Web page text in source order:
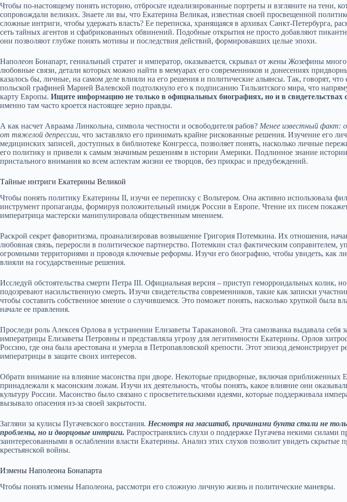
Чтобы по-настоящему понять историю, отбросьте идеализированные портреты и взгляните на тени,
сопровождали великих. Знаете ли вы, что Екатерина Великая, известная своей просвещенной
сложные интриги, чтобы удержать власть? Ее переписка, хранящаяся в архивах Санкт-Петербурга,
сеть тайных агентов и сфабрикованных обвинений. Подобные открытия не просто добавляют
они позволяют глубже понять мотивы и последствия действий, формировавших целые эпохи.
Наполеон Бонапарт, гениальный стратег и император, оказывается, скрывал от жены Жозефины
любовные связи, детали которых можно найти в мемуарах его современников и донесениях
казалось бы, личные, на самом деле влияли на его решения и политические альянсы. Так, говорят, что
польской графиней Марией Валевской подтолкнуло его к подписанию Тильзитского мира, что
карту Европы. Ищите информацию не только в официальных биографиях, но и в свидетельствах
именно там часто кроется настоящее зерно правды.
А как насчет Авраама Линкольна, символа честности и освободителя рабов? Менее известный факт:
от тяжелой депрессии, что заставляло его принимать крайне рискованные решения. Изучение его
медицинских записей, доступных в библиотеке Конгресса, позволяет понять, насколько личные
его политику и привели к самым значимым решениям в истории Америки. Подлинное знание истории
пристального внимания ко всем аспектам жизни ее творцов, без прикрас и предубеждений.
Тайные интриги Екатерины Великой
Чтобы понять политику Екатерины II, изучи ее переписку с Вольтером. Она активно использовала
инструмент пропаганды, формируя положительный имидж России в Европе. Чтение их писем
императрица мастерски манипулировала общественным мнением.
Раскрой секрет фаворитизма, проанализировав возвышение Григория Потемкина. Их отношения,
любовная связь, переросли в политическое партнерство. Потемкин стал фактическим соправителем,
огромными территориями и проводя ключевые реформы. Изучи его биографию, чтобы увидеть, как
влияли на государственные решения.
Исследуй обстоятельства смерти Петра III. Официальная версия – приступ геморроидальных колик,
подозревают насильственную смерть. Изучи свидетельства современников, такие как записки
чтобы составить собственное мнение о случившемся. Это поможет понять, насколько хрупкой была
начале ее правления.
Проследи роль Алексея Орлова в устранении Елизаветы Таракановой. Эта самозванка выдавала себя
императрицы Елизаветы Петровны и представляла угрозу для легитимности Екатерины. Орлов
Россию, где она была арестована и умерла в Петропавловской крепости. Этот эпизод демонстрирует
императрицы в защите своих интересов.
Обрати внимание на влияние масонства при дворе. Некоторые придворные, включая приближенных
принадлежали к масонским ложам. Изучи их деятельность, чтобы понять, какое влияние они
культуру России. Масонство было связано с просветительскими идеями, которые поддерживала
вызывало опасения из-за своей закрытости.
Загляни за кулисы Пугачевского восстания. Несмотря на масштаб, причинами бунта стали не
проблемы, но и дворцовые интриги. Распространялись слухи о поддержке Пугачева некими силами
заинтересованными в ослаблении власти Екатерины. Анализ этих слухов позволит увидеть скрытые
крестьянской войны.
Измены Наполеона Бонапарта
Чтобы понять измены Наполеона, рассмотри его сложную личную жизнь и политические маневры.